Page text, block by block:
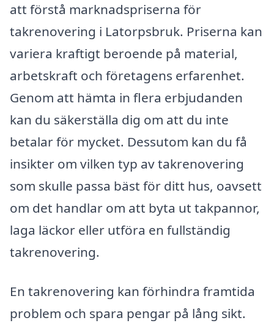
att förstå marknadspriserna för
takrenovering i Latorpsbruk. Priserna kan
variera kraftigt beroende på material,
arbetskraft och företagens erfarenhet.
Genom att hämta in flera erbjudanden
kan du säkerställa dig om att du inte
betalar för mycket. Dessutom kan du få
insikter om vilken typ av takrenovering
som skulle passa bäst för ditt hus, oavsett
om det handlar om att byta ut takpannor,
laga läckor eller utföra en fullständig
takrenovering.
En takrenovering kan förhindra framtida
problem och spara pengar på lång sikt.